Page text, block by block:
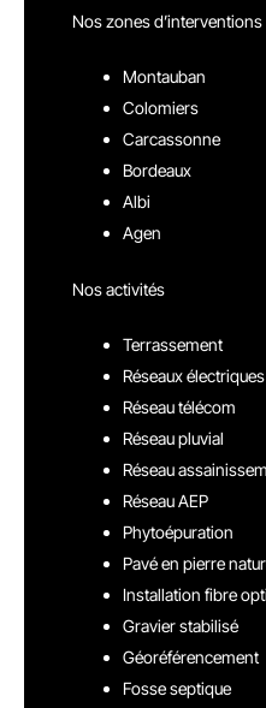
Nos zones d’interventions
Montauban
Colomiers
Carcassonne
Bordeaux
Albi
Agen
Nos activités
Terrassement
Réseaux électriques
Réseau télécom
Réseau pluvial
Réseau
Réseau AEP
Phytoépuration
Pavé en pierre
Installation fibre
Gravier stabilisé
Géoréférencement
Fosse septique